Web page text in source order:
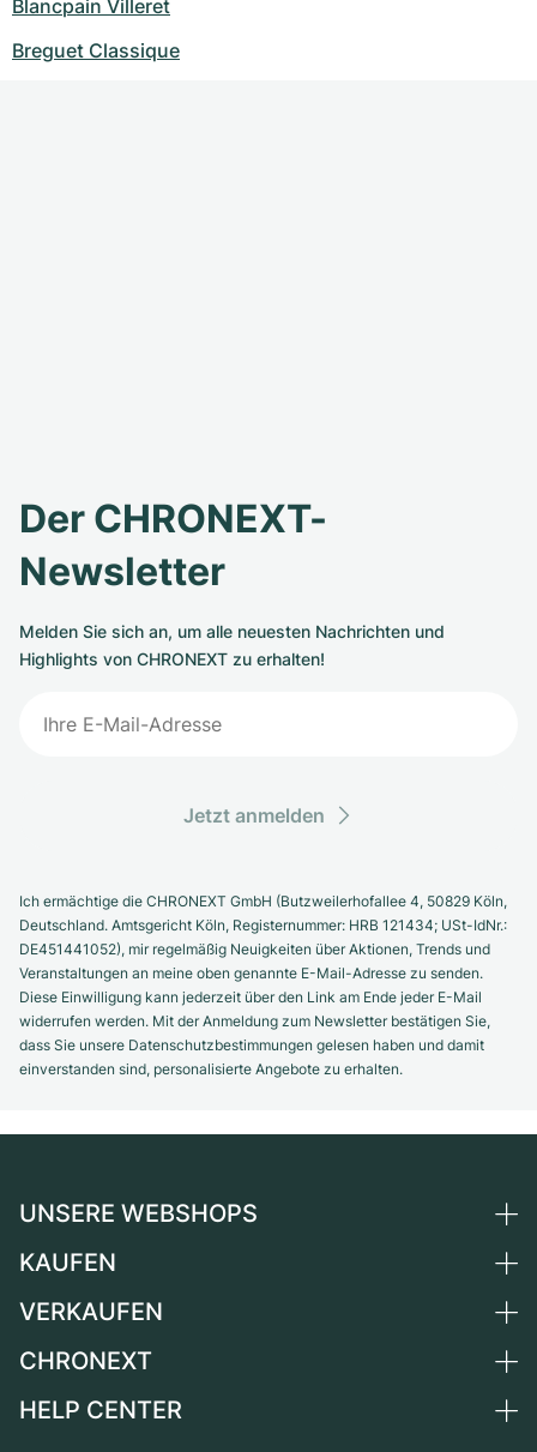
Blancpain Villeret
Breguet Classique
Der CHRONEXT-
Newsletter
Melden Sie sich an, um alle neuesten Nachrichten und
Highlights von CHRONEXT zu erhalten!
Jetzt anmelden
Ich ermächtige die CHRONEXT GmbH (Butzweilerhofallee 4, 50829 Köln,
Deutschland. Amtsgericht Köln, Registernummer: HRB 121434; USt-IdNr.:
DE451441052), mir regelmäßig Neuigkeiten über Aktionen, Trends und
Veranstaltungen an meine oben genannte E-Mail-Adresse zu senden.
Diese Einwilligung kann jederzeit über den Link am Ende jeder E-Mail
widerrufen werden. Mit der Anmeldung zum Newsletter bestätigen Sie,
dass Sie unsere Datenschutzbestimmungen gelesen haben und damit
einverstanden sind, personalisierte Angebote zu erhalten.
UNSERE WEBSHOPS
Deutschland
Schweiz
Frankreich
KAUFEN
Alle Luxusuhren
Independent Brands
VERKAUFEN
Uhr verkaufen
CHRONEXT
Über uns
HELP CENTER